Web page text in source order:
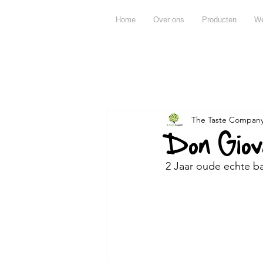
Home Over ons Producten
Over olijfolie Over azijn
Pujje Ontbijt
Don
The Taste
2 Jaar oude echte